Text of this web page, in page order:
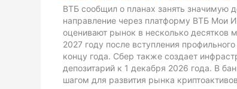
ВТБ сообщил о планах занять значимую
направление через платформу ВТБ Мои
оценивают рынок в несколько десятков
2027 году после вступления
концу года. Сбер также создает
депозитарий к 1 декабря 2026 года. В
шагом для развития рынка